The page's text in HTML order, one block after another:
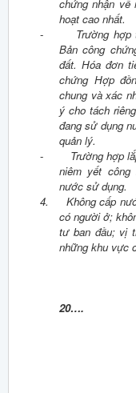
chứng nhận
hoạt cao nhất.
-
Trường
Bản công
đất. Hóa đơn
chứng Hợp
chung và xác
ý cho tách
đang sử dụng
quản lý.
-
Trường hợp
niêm yết công
nước sử dụng.
4.
Không cấp
có người ở;
tư ban đầu; vị
những khu
20….